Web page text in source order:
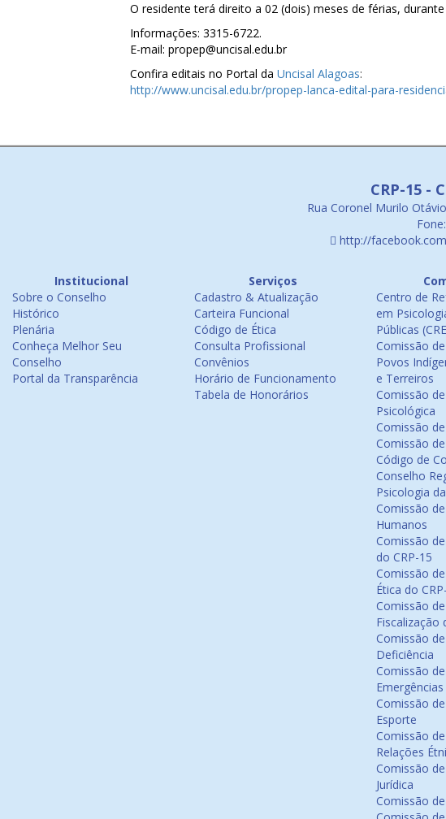
O residente terá direito a 02 (dois) meses de férias,
Informações: 3315-6722.
E-mail: propep@uncisal.edu.br
Confira editais no Portal da Uncisal Alagoas:
http://www.uncisal.edu.br/propep-lanca-edital-para-
CRP-15 -
Rua Coronel Murilo
http://
Institucional
Sobre o Conselho
Histórico
Plenária
Conheça Melhor Seu
Conselho
Portal da Transparência
Serviços
Cadastro & Atualização
Carteira Funcional
Código de Ética
Consulta Profissional
Convênios
Horário de Funcionamento
Tabela de Honorários
Centro de
em
Públicas
Comissão
Povos
e Terreiros
Comissão
Psicológica
Comissão
Comissão
Código de
Conselho
Psicologia
Comissão
Humanos
Comissão
do CRP-15
Comissão
Ética do
Comissão
Fiscalização
Comissão
Deficiência
Comissão
Comissão
Esporte
Comissão
Relações
Comissão
Jurídica
Comissão